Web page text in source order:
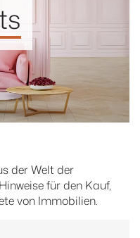
der Welt der
für den Kauf,
von Immobilien.